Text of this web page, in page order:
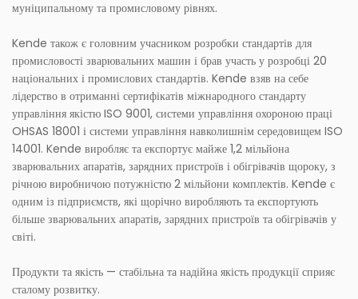
муніципальному та промисловому рівнях.
Kende також є головним учасником розробки стандартів для
промисловості зварювальних машин і брав участь у розробці 20
національних і промислових стандартів. Kende взяв на себе
лідерство в отриманні сертифікатів міжнародного стандарту
управління якістю ISO 9001, системи управління охороною праці
OHSAS 18001 і системи управління навколишнім середовищем ISO
14001. Kende виробляє та експортує майже 1,2 мільйона
зварювальних апаратів, зарядних пристроїв і обігрівачів щороку, з
річною виробничою потужністю 2 мільйони комплектів. Kende є
одним із підприємств, які щорічно виробляють та експортують
більше зварювальних апаратів, зарядних пристроїв та обігрівачів у
світі.
Продукти та якість — стабільна та надійна якість продукції сприяє
сталому розвитку.